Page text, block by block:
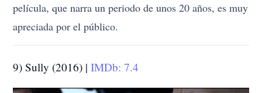
película, que narra un periodo de unos 20 años, es muy
apreciada por el público.
9) Sully (2016) |IMDb: 7.4